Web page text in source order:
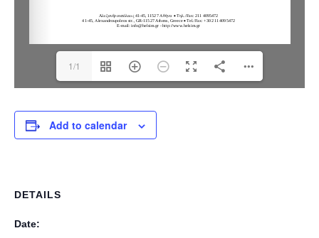
1/1
Add to calendar
DETAILS
Date: